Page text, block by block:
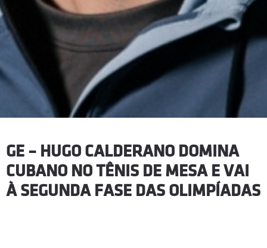
GE – HUGO CALDERANO DOMINA
CUBANO NO TÊNIS DE MESA E VAI
À SEGUNDA FASE DAS OLIMPÍADAS